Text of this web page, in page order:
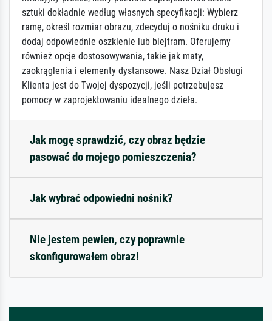
sztuki dokładnie według własnych specyfikacji: Wybierz
ramę, określ rozmiar obrazu, zdecyduj o nośniku druku i
dodaj odpowiednie oszklenie lub blejtram. Oferujemy
również opcje dostosowywania, takie jak maty,
zaokrąglenia i elementy dystansowe. Nasz Dział Obsługi
Klienta jest do Twojej dyspozycji, jeśli potrzebujesz
pomocy w zaprojektowaniu idealnego dzieła.
Jak mogę sprawdzić, czy obraz będzie
pasować do mojego pomieszczenia?
Jak wybrać odpowiedni nośnik?
Nie jestem pewien, czy poprawnie
skonfigurowałem obraz!